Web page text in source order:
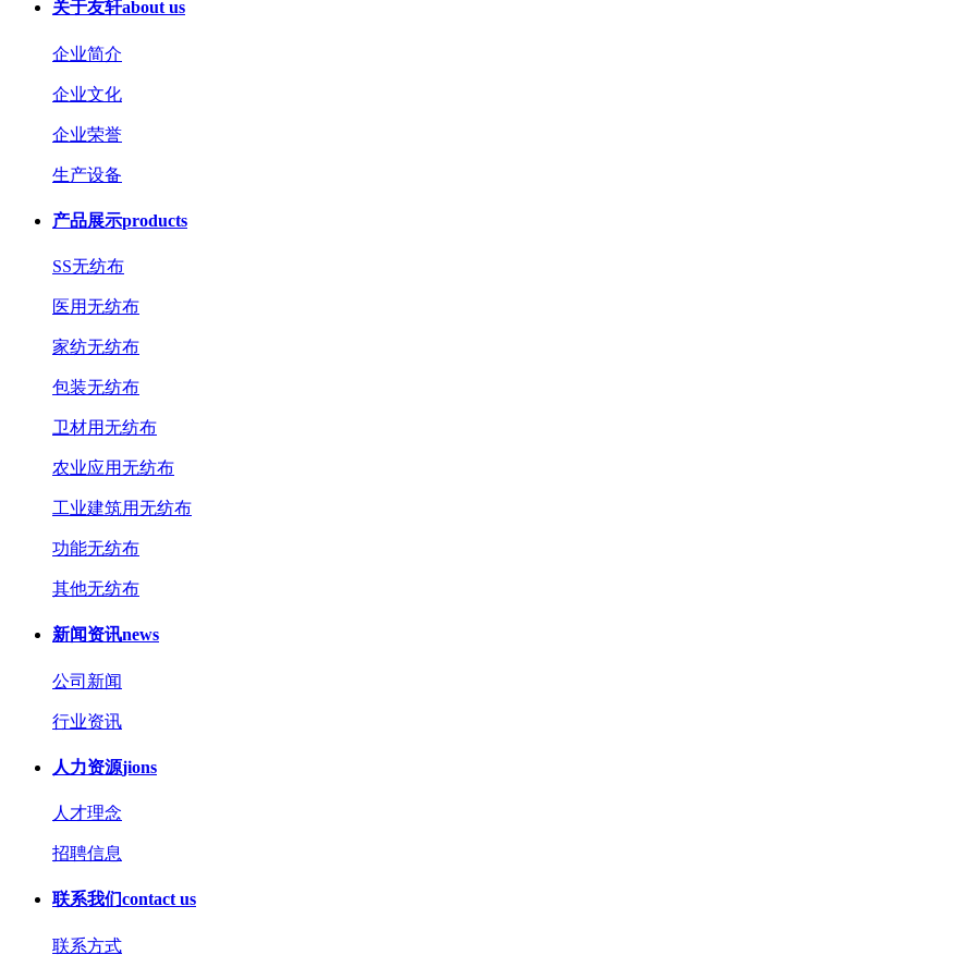
关于友轩about us
企业简介
企业文化
企业荣誉
生产设备
产品展示products
SS无纺布
医用无纺布
家纺无纺布
包装无纺布
卫材用无纺布
农业应用无纺布
工业建筑用无纺布
功能无纺布
其他无纺布
新闻资讯news
公司新闻
行业资讯
人力资源jions
人才理念
招聘信息
联系我们contact us
联系方式